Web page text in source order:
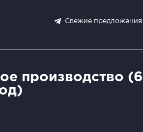
Свежие предложения
производство